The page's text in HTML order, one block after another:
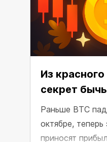
Из
секрет
Раньше BTC
октябре,
приносят